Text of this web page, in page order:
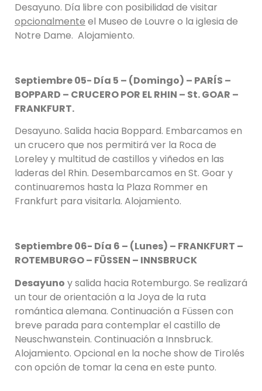
Desayuno. Día libre con posibilidad de visitar
opcionalmente el Museo de Louvre o la iglesia de
Notre Dame. Alojamiento.
Septiembre 05- Día 5 – (Domingo) – PARÍS –
BOPPARD – CRUCERO POR EL RHIN – St. GOAR –
FRANKFURT.
Desayuno. Salida hacia Boppard. Embarcamos en
un crucero que nos permitirá ver la Roca de
Loreley y multitud de castillos y viñedos en las
laderas del Rhin. Desembarcamos en St. Goar y
continuaremos hasta la Plaza Rommer en
Frankfurt para visitarla. Alojamiento.
Septiembre 06- Día 6 – (Lunes) – FRANKFURT –
ROTEMBURGO – FÜSSEN – INNSBRUCK
Desayuno y salida hacia Rotemburgo. Se realizará
un tour de orientación a la Joya de la ruta
romántica alemana. Continuación a Füssen con
breve parada para contemplar el castillo de
Neuschwanstein. Continuación a Innsbruck.
Alojamiento. Opcional en la noche show de Tirolés
con opción de tomar la cena en este punto.